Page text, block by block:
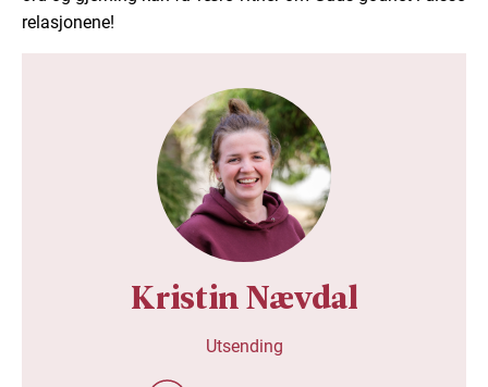
relasjonene!
Kristin Nævdal
Utsending